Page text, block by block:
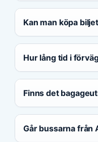
Kan man köpa
Hur lång tid i
Finns det
Går bussarna från